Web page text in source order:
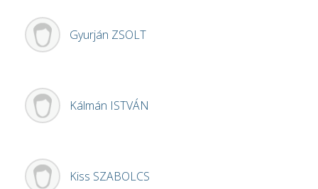
Gyurján ZSOLT
Kálmán ISTVÁN
Kiss SZABOLCS